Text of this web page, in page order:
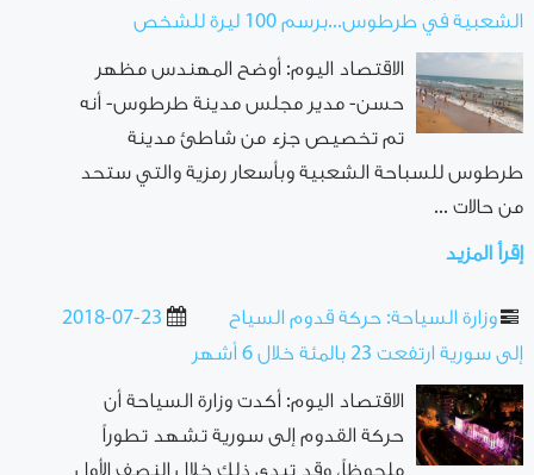
الشعبية في طرطوس...برسم 100 ليرة للشخص
الاقتصاد اليوم: أوضح المهندس مظهر
حسن- مدير مجلس مدينة طرطوس- أنه
تم تخصيص جزء من شاطئ مدينة
طرطوس للسباحة الشعبية وبأسعار رمزية والتي ستحد
من حالات ...
إقرأ المزيد
2018-07-23
وزارة السياحة: حركة قدوم السياح
إلى سورية ارتفعت 23 بالمئة خلال 6 أشهر
الاقتصاد اليوم: أكدت وزارة السياحة أن
حركة القدوم إلى سورية تشهد تطوراً